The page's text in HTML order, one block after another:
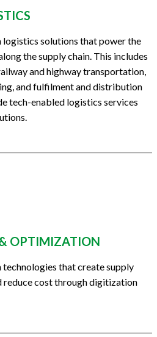
logistics solutions that power the
the supply chain. This includes
and highway transportation,
and fulfilment and distribution
tech-enabled logistics services
OPTIMIZATION
that create supply
reduce cost through digitization